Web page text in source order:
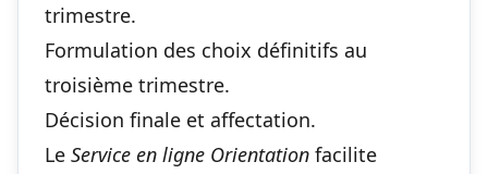
trimestre.
Formulation des choix définitifs au
troisième trimestre.
Décision finale et affectation.
Le Service en ligne Orientation facilite